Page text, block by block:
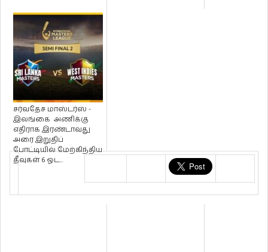
சர்வதேச மாஸ்டர்ஸ் -
இலங்கை அணிக்கு
எதிராக இரண்டாவது
அரை இறுதிப்
போட்டியில் மேற்கிந்திய
தீவுகள் 6 ஓட...